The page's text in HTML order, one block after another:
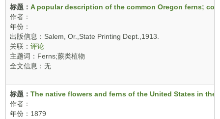
标题： A popular description of the common Oregon ferns;
作者：
年份：
出版信息：Salem, Or.,State Printing Dept.,1913.
关联： 评论
主题词：Ferns;蕨类植物
全文信息：无
标题： The native flowers and ferns of the United States in
作者：
年份：1879